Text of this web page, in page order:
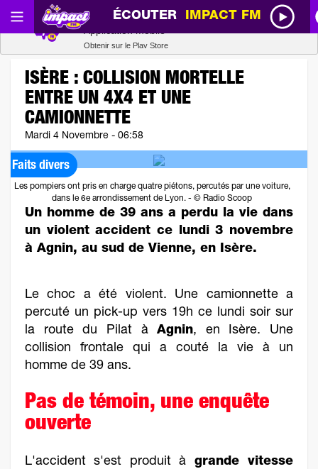
ÉCOUTER IMPACT FM
ISÈRE : COLLISION MORTELLE
ENTRE UN 4X4 ET UNE
CAMIONNETTE
Mardi 4 Novembre - 06:58
Faits divers
Les pompiers ont pris en charge quatre piétons, percutés par une voiture,
dans le 6e arrondissement de Lyon. - © Radio Scoop
Un homme de 39 ans a perdu la vie dans
un violent accident ce lundi 3 novembre
à Agnin, au sud de Vienne, en Isère.
Le choc a été violent. Une camionnette a
percuté un pick-up vers 19h ce lundi soir sur
la route du Pilat àAgnin, en Isère. Une
collision frontale qui a couté la vie à un
homme de 39 ans.
Pas de témoin, une enquête
ouverte
L'accident s'est produit à grande vitesse
Radio SCOOP
Obtenir sur le Play Store
Télécharger